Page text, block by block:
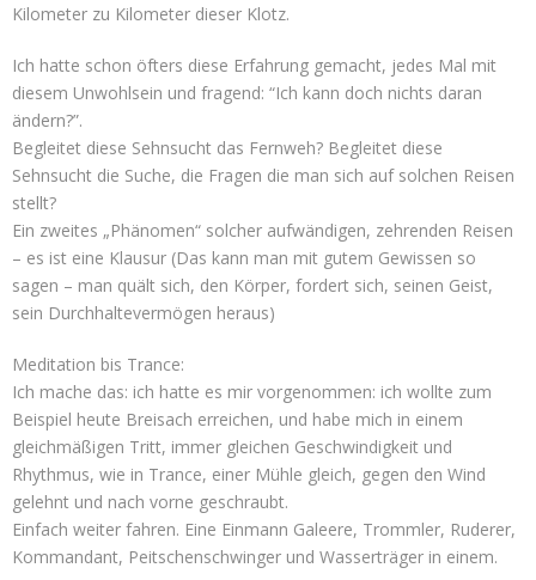
Kilometer zu Kilometer dieser Klotz.
Ich hatte schon öfters diese Erfahrung gemacht, jedes Mal mit
diesem Unwohlsein und fragend: “Ich kann doch nichts daran
ändern?”.
Begleitet diese Sehnsucht das Fernweh? Begleitet diese
Sehnsucht die Suche, die Fragen die man sich auf solchen Reisen
stellt?
Ein zweites „Phänomen“ solcher aufwändigen, zehrenden Reisen
– es ist eine Klausur (Das kann man mit gutem Gewissen so
sagen – man quält sich, den Körper, fordert sich, seinen Geist,
sein Durchhaltevermögen heraus)
Meditation bis Trance:
Ich mache das: ich hatte es mir vorgenommen: ich wollte zum
Beispiel heute Breisach erreichen, und habe mich in einem
gleichmäßigen Tritt, immer gleichen Geschwindigkeit und
Rhythmus, wie in Trance, einer Mühle gleich, gegen den Wind
gelehnt und nach vorne geschraubt.
Einfach weiter fahren. Eine Einmann Galeere, Trommler, Ruderer,
Kommandant, Peitschenschwinger und Wasserträger in einem.